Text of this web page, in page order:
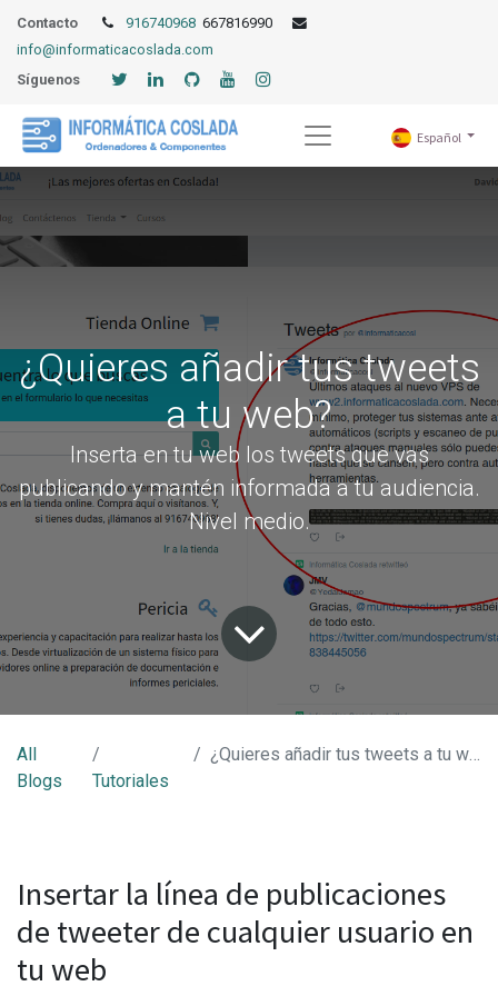
Contacto 916740968 667816990
info@informaticacoslada.com
Síguenos
Español
¿Quieres añadir tus tweets
a tu web?
Inserta en tu web los tweets que vas
publicando y mantén informada a tu audiencia.
Nivel medio.
All
Blogs
Tutoriales
¿Quieres añadir tus tweets a tu web?
Insertar la línea de publicaciones
de tweeter de cualquier usuario en
tu web